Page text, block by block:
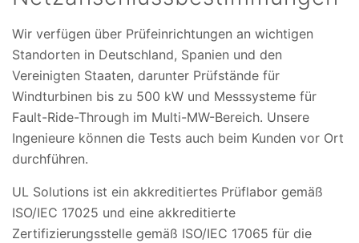
Wir verfügen über Prüfeinrichtungen an wichtigen
Standorten in Deutschland, Spanien und den
Vereinigten Staaten, darunter Prüfstände für
Windturbinen bis zu 500 kW und Messsysteme für
Fault-Ride-Through im Multi-MW-Bereich. Unsere
Ingenieure können die Tests auch beim Kunden vor Ort
durchführen.
UL Solutions ist ein akkreditiertes Prüflabor gemäß
ISO/IEC 17025 und eine akkreditierte
Zertifizierungsstelle gemäß ISO/IEC 17065 für die